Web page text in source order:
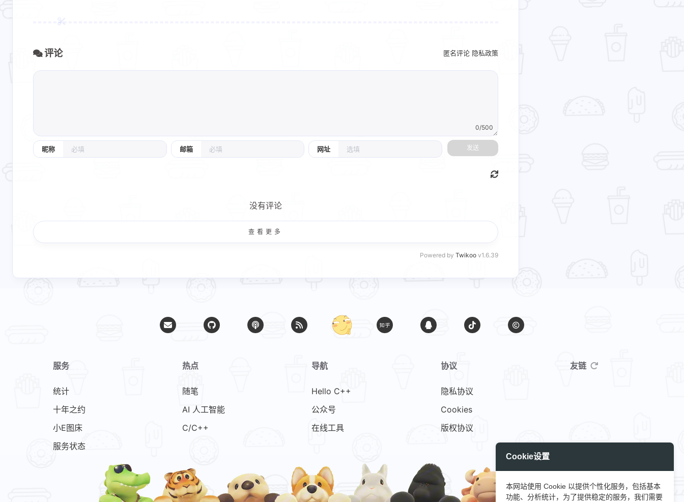
评论 匿名评论 隐私政策
昵称 邮箱 网址
0/500
发送
没有评论
查看更多
Powered by Twikoo v1.6.39
服务
统计
十年之约
小E图床
服务状态
热点
随笔
AI 人工智能
C/C++
导航
Hello C++
公众号
在线工具
协议
隐私协议
Cookies
版权协议
友链
Cookie设置
本网站使用 Cookie 以提供个性化服务，包括基本
功能、分析统计，为了提供稳定的服务，我们需要